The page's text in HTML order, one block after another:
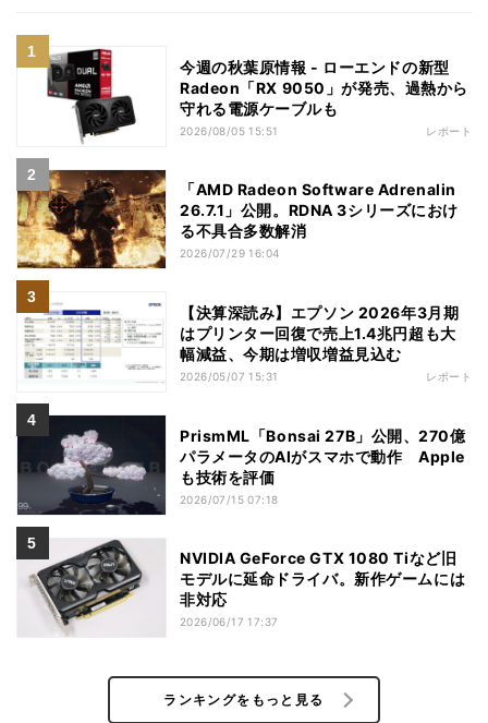
今週の秋葉原情報 - ローエンドの新型
Radeon「RX 9050」が発売、過熱から
守れる電源ケーブルも
2026/08/05 15:51 レポート
「AMD Radeon Software Adrenalin
26.7.1」公開。RDNA 3シリーズにおけ
る不具合多数解消
2026/07/29 16:04
【決算深読み】エプソン 2026年3月期
はプリンター回復で売上1.4兆円超も大
幅減益、今期は増収増益見込む
2026/05/07 15:31 レポート
PrismML「Bonsai 27B」公開、270億
パラメータのAIがスマホで動作 Apple
も技術を評価
2026/07/15 07:18
NVIDIA GeForce GTX 1080 Tiなど旧
モデルに延命ドライバ。新作ゲームには
非対応
2026/06/17 17:37
ランキングをもっと見る